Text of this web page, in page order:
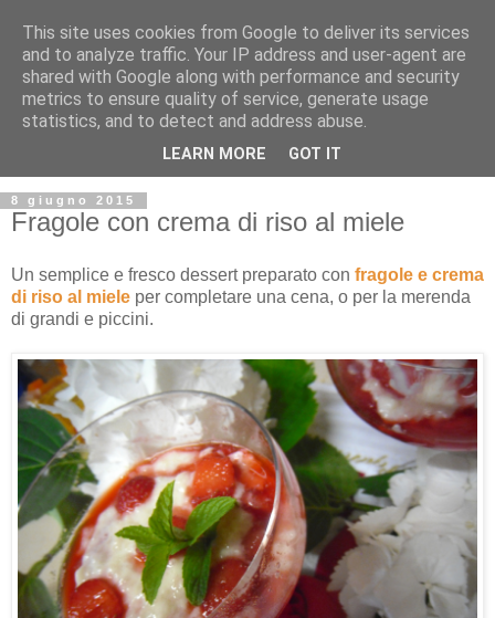
8 giugno 2015
Fragole con crema di riso al miele
Un semplice e fresco dessert preparato con fragole e crema
di riso al miele per completare una cena, o per la merenda
di grandi e piccini.
This site uses cookies from Google to deliver its services
and to analyze traffic. Your IP address and user-agent are
shared with Google along with performance and security
metrics to ensure quality of service, generate usage
statistics, and to detect and address abuse.
LEARN MORE GOT IT